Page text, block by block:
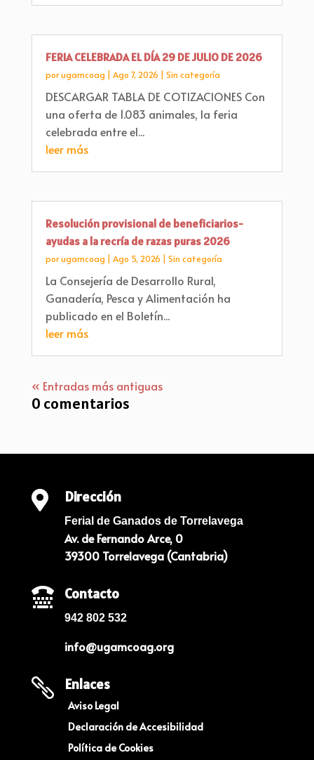
FERIA CELEBRADA EL DÍA 29 DE JULIO DE 2026
porugamcoag Ago 7, 2026 Sin categoría
DESCARGAR TABLA DE COTIZACIONES Con
una oferta de 1.083 animales, la feria
celebrada entre el...
leer más
Resolución provisional de beneficiarios-
ayudas a la recría de razas puras 2026
porugamcoag Ago 5, 2026 Sin categoría
La Consejería de Desarrollo Rural,
Ganadería, Pesca y Alimentación ha
publicado en el Boletín...
leer más
« Entradas más antiguas
0 comentarios
 Dirección
Ferial de Ganados de Torrelavega
Av. de Fernando Arce, 0
39300 Torrelavega (Cantabria)
 Contacto
942 802 532
info@ugamcoag.org
 Enlaces
Aviso Legal
Declaración de Accesibilidad
Política de Cookies